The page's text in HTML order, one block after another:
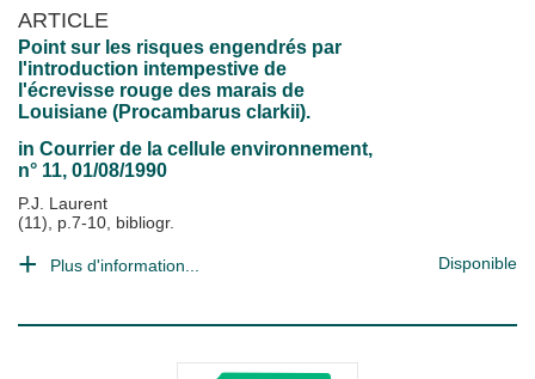
ARTICLE
Point sur les risques engendrés par
l'introduction intempestive de
l'écrevisse rouge des marais de
Louisiane (Procambarus clarkii).
in Courrier de la cellule environnement,
n° 11, 01/08/1990
P.J. Laurent
(11), p.7-10, bibliogr.
Plus d'information... Disponible